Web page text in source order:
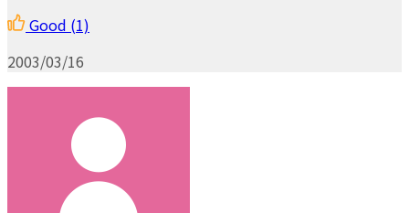
Good (1)
2003/03/16